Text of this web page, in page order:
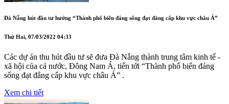
Đà Nẵng hút đầu tư hướng “Thành phố biển đáng sống đạt đẳng cấp khu vực châu Á”
Thứ Hai, 07/03/2022 04:33
Các dự án thu hút đầu tư sẽ đưa Đà Nẵng thành trung tâm kinh tế -
xã hội của cả nước, Đông Nam Á, tiến tới “Thành phố biển đáng
sống đạt đẳng cấp khu vực châu Á” .
Xem chi tiết